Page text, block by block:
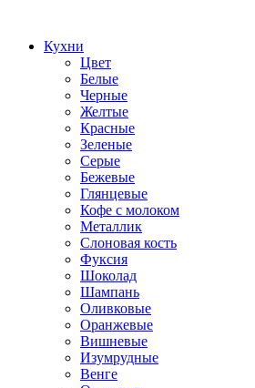
Кухни
Цвет
Белые
Черные
Желтые
Красные
Зеленые
Серые
Бежевые
Глянцевые
Кофе с молоком
Металлик
Слоновая кость
Фуксия
Шоколад
Шампань
Оливковые
Оранжевые
Вишневые
Изумрудные
Венге